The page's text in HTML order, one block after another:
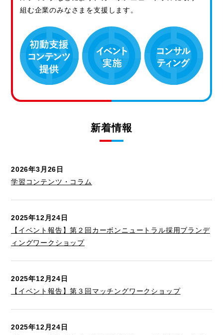
組む企業のみなさまを支援します。
新着情報
2026年3月26日
学習コンテンツ・コラム
2025年12月24日
【イベント報告】第２回カーボンニュートラル採用ブランデ
ィングワークショップ
2025年12月24日
【イベント報告】第３回マッチングワークショップ
2025年12月24日